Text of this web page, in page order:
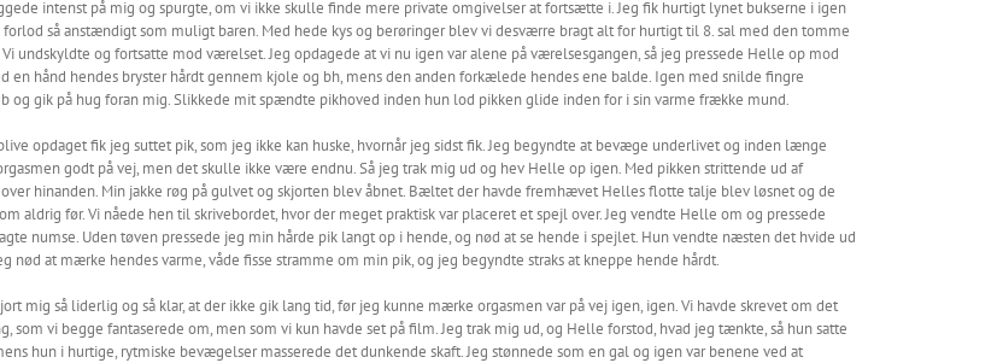
intenst på mig og spurgte, om vi ikke skulle finde mere private omgivelser at fortsætte i. Jeg fik hurtigt lynet bukserne i igen
så anstændigt som muligt baren. Med hede kys og berøringer blev vi desværre bragt alt for hurtigt til 8. sal med den tomme
undskyldte og fortsatte mod værelset. Jeg opdagede at vi nu igen var alene på værelsesgangen, så jeg pressede Helle op mod
hånd hendes bryster hårdt gennem kjole og bh, mens den anden forkælede hendes ene balde. Igen med snilde fingre
og gik på hug foran mig. Slikkede mit spændte pikhoved inden hun lod pikken glide inden for i sin varme frække mund.
opdaget fik jeg suttet pik, som jeg ikke kan huske, hvornår jeg sidst fik. Jeg begyndte at bevæge underlivet og inden længe
godt på vej, men det skulle ikke være endnu. Så jeg trak mig ud og hev Helle op igen. Med pikken strittende ud af
hinanden. Min jakke røg på gulvet og skjorten blev åbnet. Bæltet der havde fremhævet Helles flotte talje blev løsnet og de
aldrig før. Vi nåede hen til skrivebordet, hvor der meget praktisk var placeret et spejl over. Jeg vendte Helle om og pressede
numse. Uden tøven pressede jeg min hårde pik langt op i hende, og nød at se hende i spejlet. Hun vendte næsten det hvide ud
at mærke hendes varme, våde fisse stramme om min pik, og jeg begyndte straks at kneppe hende hårdt.
mig så liderlig og så klar, at der ikke gik lang tid, før jeg kunne mærke orgasmen var på vej igen, igen. Vi havde skrevet om det
vi begge fantaserede om, men som vi kun havde set på film. Jeg trak mig ud, og Helle forstod, hvad jeg tænkte, så hun satte
hun i hurtige, rytmiske bevægelser masserede det dunkende skaft. Jeg stønnede som en gal og igen var benene ved at